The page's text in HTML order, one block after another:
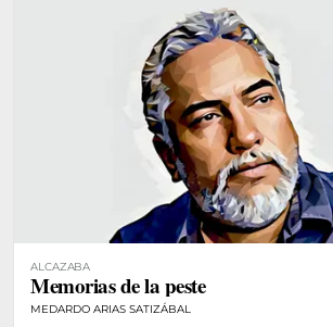
ALCAZABA
Memorias de la peste
MEDARDO ARIAS SATIZÁBAL